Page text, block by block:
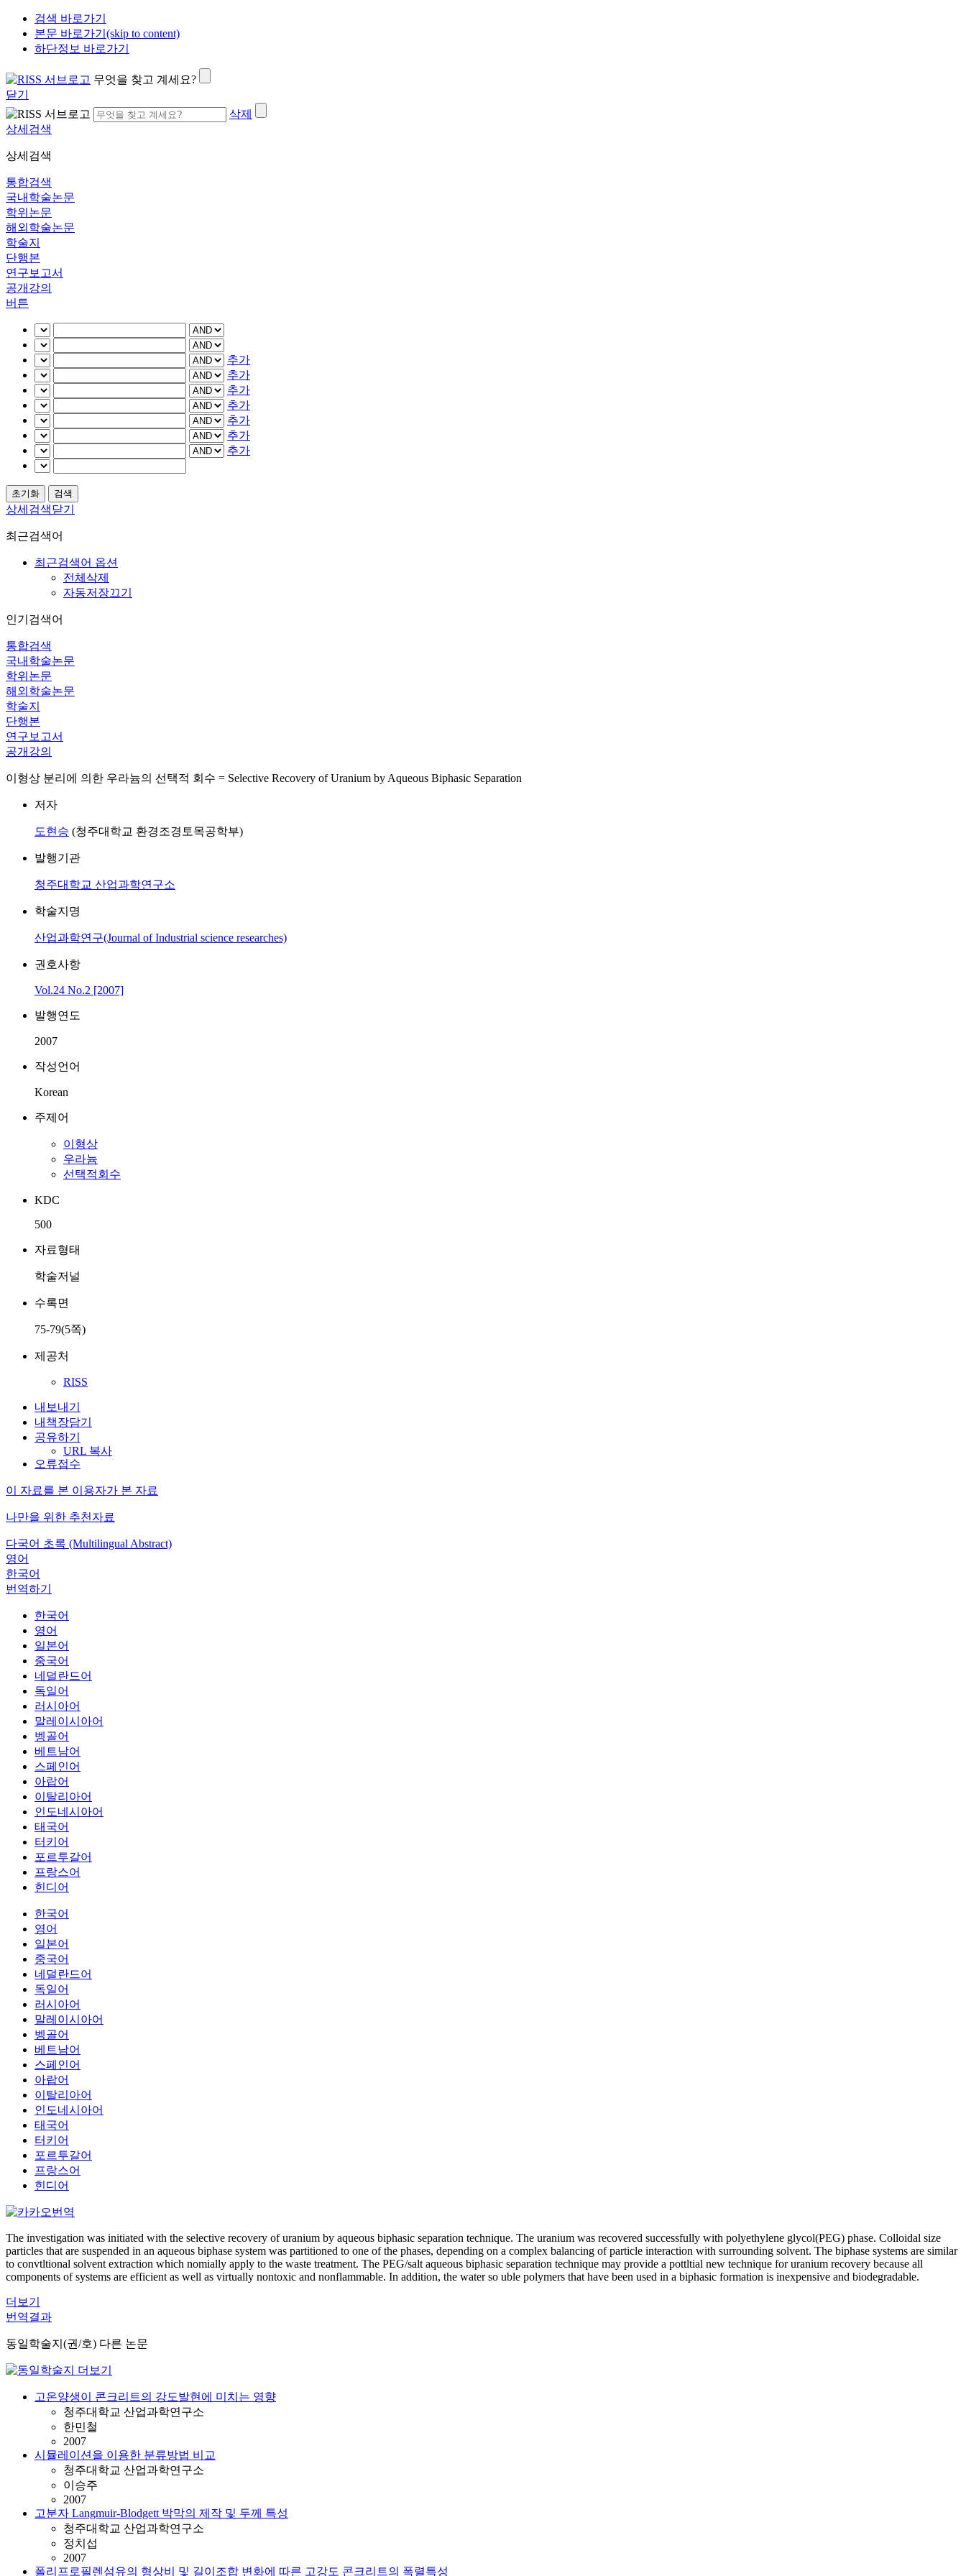
검색 바로가기
본문 바로가기(skip to content)
하단정보 바로가기
무엇을 찾고 계세요?
닫기
삭제
상세검색
상세검색
통합검색
국내학술논문
학위논문
해외학술논문
학술지
단행본
연구보고서
공개강의
버튼
추가
추가
추가
추가
추가
추가
추가
상세검색닫기
최근검색어
최근검색어 옵션
전체삭제
자동저장끄기
인기검색어
통합검색
국내학술논문
학위논문
해외학술논문
학술지
단행본
연구보고서
공개강의
이형상 분리에 의한 우라늄의 선택적 회수 = Selective Recovery of Uranium by Aqueous Biphasic Separation
저자
도현승 (청주대학교 환경조경토목공학부)
발행기관
청주대학교 산업과학연구소
학술지명
산업과학연구(Journal of Industrial science researches)
권호사항
Vol.24 No.2 [2007]
발행연도
2007
작성언어
Korean
주제어
이형상
우라늄
선택적회수
KDC
500
자료형태
학술저널
수록면
75-79(5쪽)
제공처
RISS
내보내기
내책장담기
공유하기
URL 복사
오류접수
이 자료를 본 이용자가 본 자료
나만을 위한 추천자료
다국어 초록 (Multilingual Abstract)
영어
한국어
번역하기
한국어
영어
일본어
중국어
네덜란드어
독일어
러시아어
말레이시아어
벵골어
베트남어
스페인어
아랍어
이탈리아어
인도네시아어
태국어
터키어
포르투갈어
프랑스어
힌디어
한국어
영어
일본어
중국어
네덜란드어
독일어
러시아어
말레이시아어
벵골어
베트남어
스페인어
아랍어
이탈리아어
인도네시아어
태국어
터키어
포르투갈어
프랑스어
힌디어
The investigation was initiated with the selective recovery of uranium by aqueous biphasic separation technique. The uranium was recovered successfully with polyethylene glycol(PEG) phase. Colloidal size
particles that are suspended in an aqueous biphase system was partitioned to one of the phases, depending on a complex balancing of particle interaction with surrounding solvent. The biphase systems are similar
to convtltional solvent extraction which nomially apply to the waste treatment. The PEG/salt aqueous biphasic separation technique may provide a pottltial new technique for uranium recovery because all
components of systems are efficient as well as virtually nontoxic and nonflammable. In addition, the water so uble polymers that have been used in a biphasic formation is inexpensive and biodegradable.
더보기
번역결과
동일학술지(권/호) 다른 논문
고온양생이 콘크리트의 강도발현에 미치는 영향
청주대학교 산업과학연구소
한민철
2007
시뮬레이션을 이용한 분류방법 비교
청주대학교 산업과학연구소
이승주
2007
고분자 Langmuir-Blodgett 박막의 제작 및 두께 특성
청주대학교 산업과학연구소
정치섭
2007
폴리프로필렌섬유의 형상비 및 길이조합 변화에 따른 고강도 콘크리트의 폭렬특성